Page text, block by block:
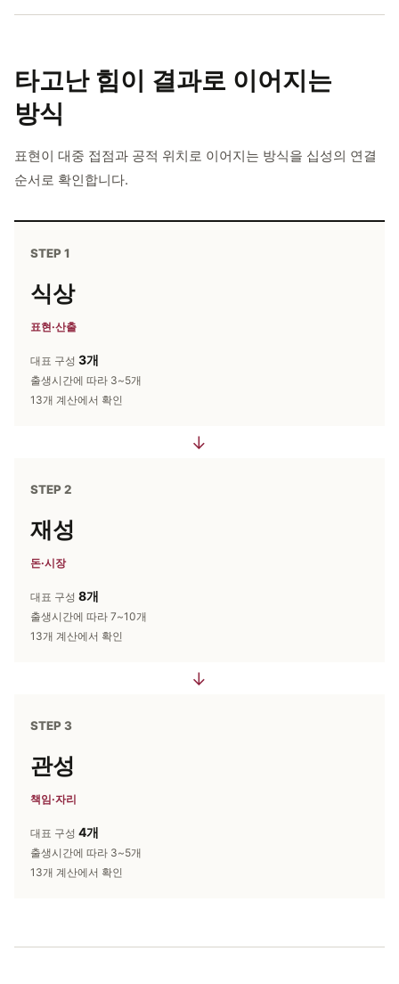
타고난 힘이 결과로 이어지는
방식
표현이 대중 접점과 공적 위치로 이어지는 방식을 십성의 연결
순서로 확인합니다.
STEP 1
식상
표현·산출
대표 구성 3개
출생시간에 따라 3~5개
13개 계산에서 확인
→
STEP 2
재성
돈·시장
대표 구성 8개
출생시간에 따라 7~10개
13개 계산에서 확인
→
STEP 3
관성
책임·자리
대표 구성 4개
출생시간에 따라 3~5개
13개 계산에서 확인